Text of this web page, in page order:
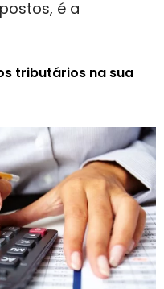
é a
tributários na sua